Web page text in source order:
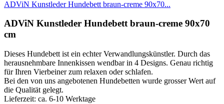
ADViN Kunstleder Hundebett braun-creme 90x70...
ADViN Kunstleder Hundebett braun-creme 90x70
cm
Dieses Hundebett ist ein echter Verwandlungskünstler. Durch das
herausnehmbare Innenkissen wendbar in 4 Designs. Genau richtig
für Ihren Vierbeiner zum relaxen oder schlafen.
Bei den von uns angebotenen Hundebetten wurde grosser Wert auf
die Qualität gelegt.
Lieferzeit: ca. 6-10 Werktage